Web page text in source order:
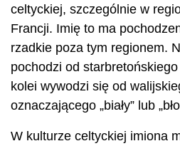
celtyckiej, szczególnie w
Francji. Imię to ma
rzadkie poza tym regionem.
pochodzi od starbretońskiego
kolei wywodzi się od
oznaczającego „biały” lub
W kulturze celtyckiej imiona